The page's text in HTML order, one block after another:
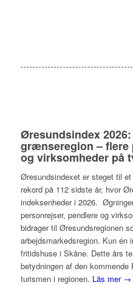
Øresundsindex
grænseregion – flere
og virksomheder på
Øresundsindexet er steget til
rekord på 112 sidste år, hvor
indeksenheder i 2026.
personrejser, pendlere og
bidrager til Øresundsregionen
arbejdsmarkedsregion. Kun én
fritidshuse i Skåne. Dette års
betydningen af den
turismen i regionen. Läs mer →